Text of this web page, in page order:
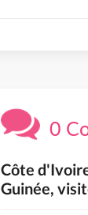
0
Côte
Guinée,